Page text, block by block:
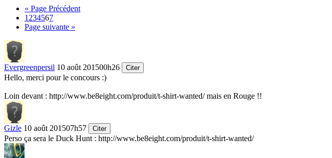
« Page Précédent
1 234567
Page suivante »
Evergreenpersil 10 août 201500h26 Citer
Hello, merci pour le concours :)
Loin devant : http://www.be8eight.com/produit/t-shirt-wanted/mais en Rouge !!
Gizle 10 août 201507h57 Citer
Perso ça sera le Duck Hunt : http://www.be8eight.com/produit/t-shirt-wanted/